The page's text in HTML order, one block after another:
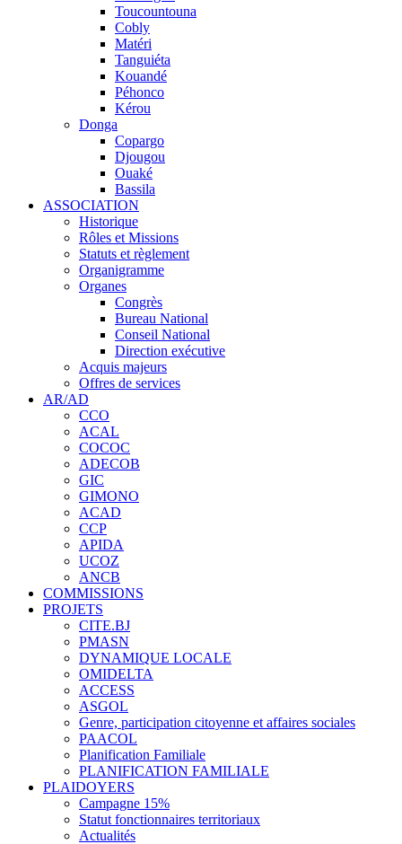
Toucountouna
Cobly
Matéri
Tanguiéta
Kouandé
Péhonco
Kérou
Donga
Copargo
Djougou
Ouaké
Bassila
ASSOCIATION
Historique
Rôles et Missions
Statuts et règlement
Organigramme
Organes
Congrès
Bureau National
Conseil National
Direction exécutive
Acquis majeurs
Offres de services
AR/AD
CCO
ACAL
COCOC
ADECOB
GIC
GIMONO
ACAD
CCP
APIDA
UCOZ
ANCB
COMMISSIONS
PROJETS
CITE.BJ
PMASN
DYNAMIQUE LOCALE
OMIDELTA
ACCESS
ASGOL
Genre, participation citoyenne et affaires sociales
PAACOL
Planification Familiale
PLANIFICATION FAMILIALE
PLAIDOYERS
Campagne 15%
Statut fonctionnaires territoriaux
Actualités